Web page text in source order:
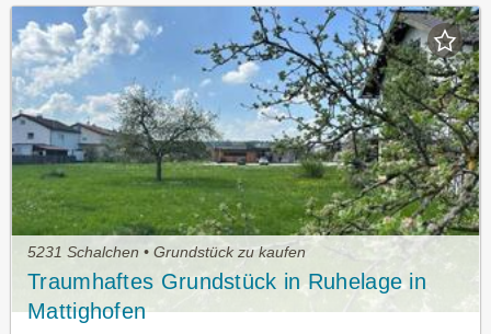
5231 Schalchen • Grundstück zu kaufen
Traumhaftes Grundstück in Ruhelage in
Mattighofen